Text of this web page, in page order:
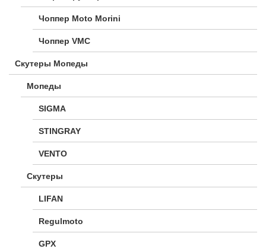
Чоппер Moto Morini
Чоппер VMC
Скутеры Мопеды
Мопеды
SIGMA
STINGRAY
VENTO
Скутеры
LIFAN
Regulmoto
GPX